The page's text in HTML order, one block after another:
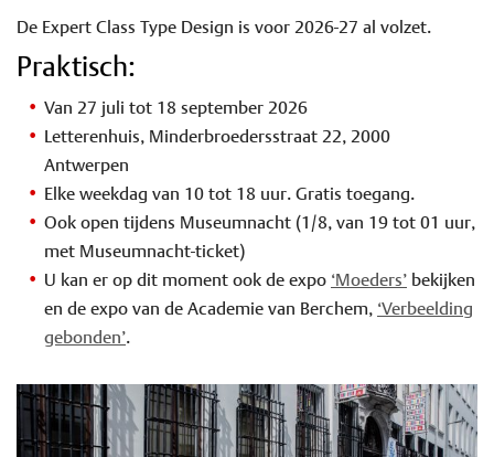
De Expert Class Type Design is voor 2026-27 al volzet.
Praktisch:
Van 27 juli tot 18 september 2026
Letterenhuis, Minderbroedersstraat 22, 2000
Antwerpen
Elke weekdag van 10 tot 18 uur. Gratis toegang.
Ook open tijdens Museumnacht (1/8, van 19 tot 01 uur,
met Museumnacht-ticket)
U kan er op dit moment ook de expo ‘Moeders’ bekijken
en de expo van de Academie van Berchem, ‘Verbeelding
gebonden’.